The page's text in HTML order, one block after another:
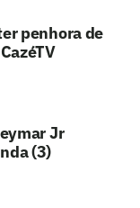
penhora de
Jr
(3)